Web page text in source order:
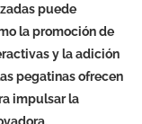
puede
la promoción de
y la adición
pegatinas ofrecen
impulsar la